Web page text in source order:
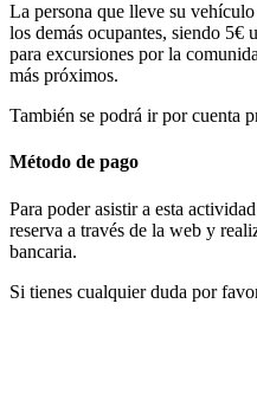
La persona que lleve su
los demás ocupantes, siendo 5€
para excursiones por la
más próximos.
También se podrá ir por cuenta
Método de pago
Para poder asistir a esta
reserva a través de la web y
bancaria.
Si tienes cualquier duda por